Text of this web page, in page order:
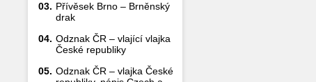
03. Přívěsek Brno – Brněnský
drak
04. Odznak ČR – vlající vlajka
České republiky
05. Odznak ČR – vlajka České